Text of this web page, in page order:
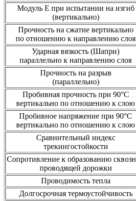
Модуль Е при испытании на изгиб
(вертикально)
Прочность на сжатие вертикально
по отношению к направлению слоя
Ударная вязкость (Шапри)
параллельно к направлению слоя
Прочность на разрыв
(параллельно)
Пробивная прочность при 90°С
вертикально по отношению к слою
Пробивное напряжение при 90°С
вертикально по отношению к слою
Сравнительный индекс
трекингостойкости
Сопротивление к образованию
проводящей дорожки
Проводимость тепла
Долгосрочная термоустойчивость